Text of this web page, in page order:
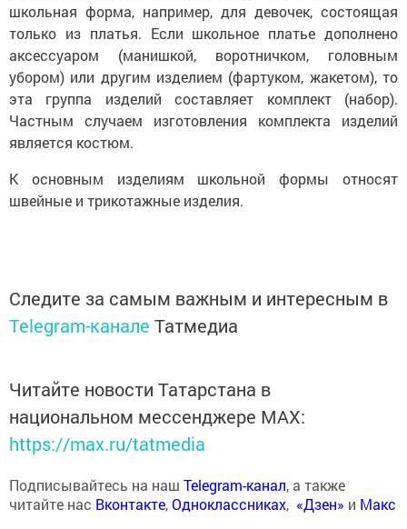
школьная форма, например, для девочек, состоящая
только из платья. Если школьное платье дополнено
аксессуаром (манишкой, воротничком, головным
убором) или другим изделием (фартуком, жакетом), то
эта группа изделий составляет комплект (набор).
Частным случаем изготовления комплекта изделий
является костюм.
К основным изделиям школьной формы относят
швейные и трикотажные изделия.
Следите за самым важным и интересным в
Telegram-канале Татмедиа
Читайте новости Татарстана в
национальном мессенджере MАХ:
https://max.ru/tatmedia
Подписывайтесь на наш Telegram-канал, а также
читайте нас Вконтакте,Одноклассниках, «Дзен» и Макс